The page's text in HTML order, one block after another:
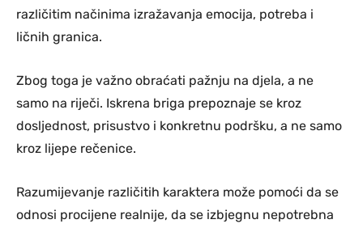
različitim načinima izražavanja emocija, potreba i
ličnih granica.
Zbog toga je važno obraćati pažnju na djela, a ne
samo na riječi. Iskrena briga prepoznaje se kroz
dosljednost, prisustvo i konkretnu podršku, a ne samo
kroz lijepe rečenice.
Razumijevanje različitih karaktera može pomoći da se
odnosi procijene realnije, da se izbjegnu nepotrebna